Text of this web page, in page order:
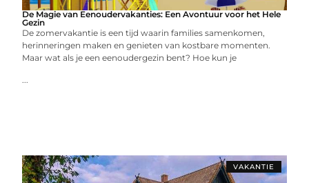
De Magie van Eenoudervakanties: Een Avontuur voor het Hele
Gezin
De zomervakantie is een tijd waarin families samenkomen,
herinneringen maken en genieten van kostbare momenten.
Maar wat als je een eenoudergezin bent? Hoe kun je
...
VAKANTIE